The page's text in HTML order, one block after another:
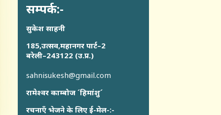
सम्पर्क:-
सुकेश साहनी
185,उत्सव,महानगर पार्ट–2
बरेली–243122 (उ.प्र.)
sahnisukesh@gmail.com
रामेश्वर काम्बोज ´हिमांशु´
रचनाएँ भेजने के लिए ई-मेल-:-